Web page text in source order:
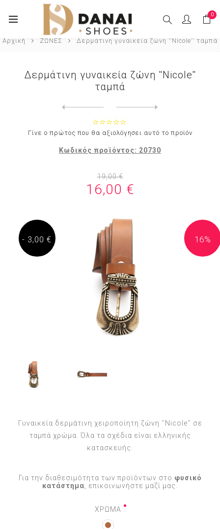
0
Αρχική ΖΩΝΕΣ Δερμάτινη γυναικεία ζώνη ''Nicole'' ταμπά
16%
- 3,00 €
Δερμάτινη γυναικεία ζώνη ''Nicole''
ταμπά
Γίνε ο πρώτος που θα αξιολόγησει αυτό το προϊόν
Κωδικός προϊόντος: 20730
19,00 €
16,00 €
Γυναικεία δερμάτινη χειροποίητη ζώνη ''Nicole'' σε
ταμπά χρώμα. Όλα τα σχέδια είναι ελληνικής
κατασκευής.
Για την διαθεσιμότητα των προϊόντων στο φυσικό
κατάστημα, επικοινωνήστε μαζί μας.
ΧΡΩΜΑ